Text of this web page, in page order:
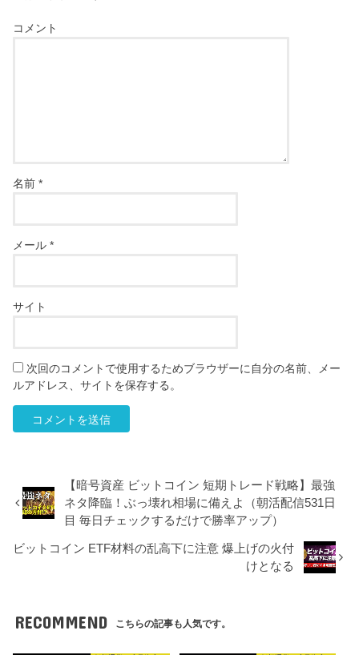
コメント
名前*
メール*
サイト
次回のコメントで使用するためブラウザーに自分の名前、メー
ルアドレス、サイトを保存する。
【暗号資産 ビットコイン 短期トレード戦略】最強
ネタ降臨！ぶっ壊れ相場に備えよ（朝活配信531日
目 毎日チェックするだけで勝率アップ）
ビットコイン ETF材料の乱高下に注意 爆上げの火付
けとなる
RECOMMEND こちらの記事も人気です。